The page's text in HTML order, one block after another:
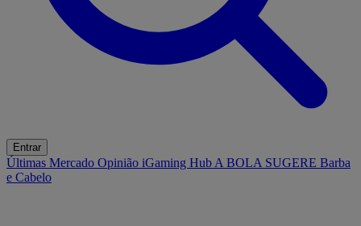
Entrar
Últimas Mercado Opinião iGaming Hub A BOLA SUGERE Barba
e Cabelo